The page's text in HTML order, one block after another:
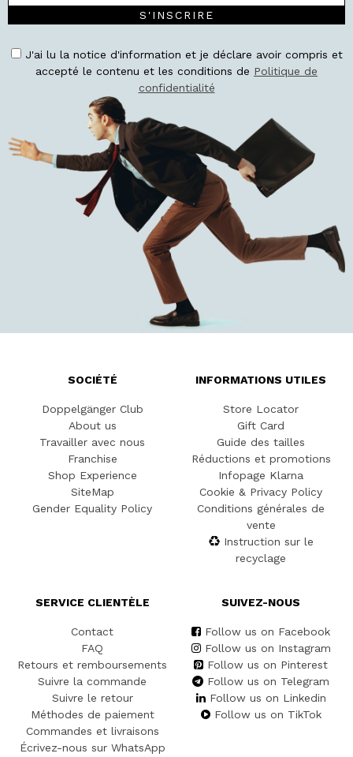
S'INSCRIRE
J'ai lu la notice d'information et je déclare avoir compris et
accepté le contenu et les conditions de Politique de
confidentialité
SOCIÉTÉ
Doppelgänger Club
About us
Travailler avec nous
Franchise
Shop Experience
SiteMap
Gender Equality Policy
INFORMATIONS UTILES
Store Locator
Gift Card
Guide des tailles
Réductions et promotions
Infopage Klarna
Cookie & Privacy Policy
Conditions générales de
vente
Instruction sur le
recyclage
SERVICE CLIENTÈLE
Contact
FAQ
Retours et remboursements
Suivre la commande
Suivre le retour
Méthodes de paiement
Commandes et livraisons
Écrivez-nous sur WhatsApp
SUIVEZ-NOUS
Follow us on Facebook
Follow us on Instagram
Follow us on Pinterest
Follow us on Telegram
Follow us on Linkedin
Follow us on TikTok